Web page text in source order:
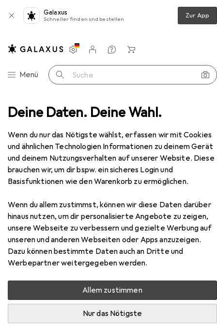
Deine Daten. Deine Wahl.
Wenn du nur das Nötigste wählst, erfassen wir mit Cookies
und ähnlichen Technologien Informationen zu deinem Gerät
und deinem Nutzungsverhalten auf unserer Website. Diese
brauchen wir, um dir bspw. ein sicheres Login und
Basisfunktionen wie den Warenkorb zu ermöglichen.
Wenn du allem zustimmst, können wir diese Daten darüber
hinaus nutzen, um dir personalisierte Angebote zu zeigen,
unsere Webseite zu verbessern und gezielte Werbung auf
unseren und anderen Webseiten oder Apps anzuzeigen.
Dazu können bestimmte Daten auch an Dritte und
Werbepartner weitergegeben werden.
Allem zustimmen
Nur das Nötigste
Galaxus
Schneller finden und bestellen Zur App
Navigation nach Kategorien
Menü Suche
Einstellungen
Kundenkonto
Vergleichslisten
Merklisten
Warenkorb
+ Fetisch BDSM Zubehör Scala Vagina Speculum
EUR
21,74
ScalaVagina Speculum
Zubehör für Scala Vagina
Speculum
Hier findest du passendes Zubehör zum Produkt Scala
Vagina Speculum aus den Kategorien Gleitmittel und
Kondom.
Relevanz
Produktliste